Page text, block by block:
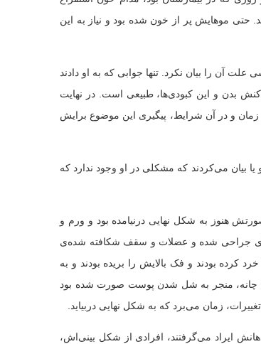
موهایش پر از خون شده بود و نیاز به این
آن را بیان نکرد. تنها جوابی که به او دادند
بدن و این کبودی‌ها، طبیعی است. در نهایت
و در آن شرایط، پیگیری این موضوع برایش
بیان می‌کردند که مشکلی در او وجود ندارد که
صورتش هنوز به شکل نهایی درنیامده بود و ورم و
جراحی شده و عضلات و سقف شکافته شده‌ی
کرده بودند و فک بالایش را بریده بودند و به
چانه، منجر به شل شدن پوست صورت شده بود
زمان می‌برد که به شکل نهایی دربیاید.
ایراد می‌گرفتند، افرادی از شکل بینی‌اش،